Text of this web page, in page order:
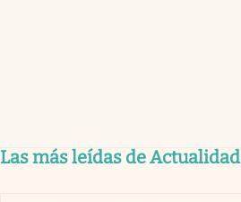
Las más leídas de Actualidad